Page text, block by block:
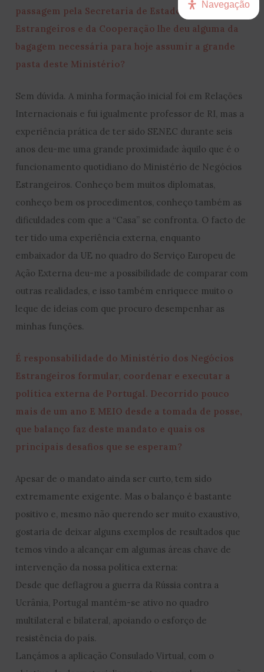
passagem pela Secretaria de Estado dos Negócios
Estrangeiros e da Cooperação lhe deu alguma da
bagagem necessária para hoje assumir a grande
pasta deste Ministério?
Sem dúvida. A minha formação inicial foi em Relações
Internacionais e fui igualmente professor de RI, mas a
experiência prática de ter sido SENEC durante seis
anos deu-me uma grande proximidade àquilo que é o
funcionamento quotidiano do Ministério de Negócios
Estrangeiros. Conheço bem muitos diplomatas,
conheço bem os procedimentos, conheço também as
dificuldades com que a “Casa” se confronta. O facto de
ter tido uma experiência externa, enquanto
embaixador da UE no quadro do Serviço Europeu de
Ação Externa deu-me a possibilidade de comparar com
outras realidades, e isso também enriquece muito o
leque de ideias com que procuro desempenhar as
minhas funções.
É responsabilidade do Ministério dos Negócios
Estrangeiros formular, coordenar e executar a
política externa de Portugal. Decorrido pouco
mais de um ano E MEIO desde a tomada de posse,
que balanço faz deste mandato e quais os
principais desafios que se esperam?
Apesar de o mandato ainda ser curto, tem sido
extremamente exigente. Mas o balanço é bastante
positivo e, mesmo não querendo ser muito exaustivo,
gostaria de deixar alguns exemplos de resultados que
temos vindo a alcançar em algumas áreas chave de
intervenção da nossa política externa:
Desde que deflagrou a guerra da Rússia contra a
Ucrânia, Portugal mantém-se ativo no quadro
multilateral e bilateral, apoiando o esforço de
resistência do país.
Lançámos a aplicação Consulado Virtual, com o
Navegação